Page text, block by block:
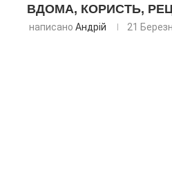
ВДОМА, КОРИСТЬ,
написано Андрій 21